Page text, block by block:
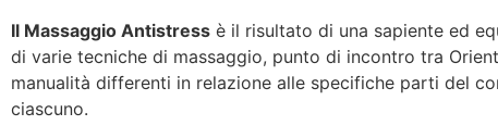
Il Massaggio Antistress è il risultato di una sapiente ed
di varie tecniche di massaggio, punto di incontro tra
manualità differenti in relazione alle specifiche parti del
ciascuno.